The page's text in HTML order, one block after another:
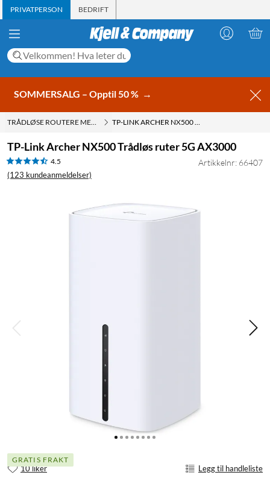
PRIVATPERSON BEDRIFT
SOMMERSALG – Opptil 50 % →
TRÅDLØSE ROUTERE MED WIFI TP-LINK ARCHER NX500 TRÅDLØS RUTER 5G AX3000
TP-Link Archer NX500 Trådløs ruter 5G AX3000
4.5
(123 kundeanmeldelser)
Artikkelnr: 66407
GRATIS FRAKT
10 liker Legg til handleliste